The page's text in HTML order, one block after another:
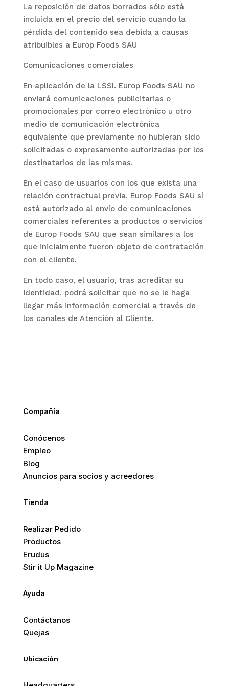
La reposición de datos borrados sólo está
incluida en el precio del servicio cuando la
pérdida del contenido sea debida a causas
atribuibles a Europ Foods SAU
Comunicaciones comerciales
En aplicación de la LSSI. Europ Foods SAU no
enviará comunicaciones publicitarias o
promocionales por correo electrónico u otro
medio de comunicación electrónica
equivalente que previamente no hubieran sido
solicitadas o expresamente autorizadas por los
destinatarios de las mismas.
En el caso de usuarios con los que exista una
relación contractual previa, Europ Foods SAU sí
está autorizado al envío de comunicaciones
comerciales referentes a productos o servicios
de Europ Foods SAU que sean similares a los
que inicialmente fueron objeto de contratación
con el cliente.
En todo caso, el usuario, tras acreditar su
identidad, podrá solicitar que no se le haga
llegar más información comercial a través de
los canales de Atención al Cliente.
Compañía
Conócenos
Empleo
Blog
Anuncios para socios y acreedores
Tienda
Realizar Pedido
Productos
Erudus
Stir it Up Magazine
Ayuda
Contáctanos
Quejas
Ubicación